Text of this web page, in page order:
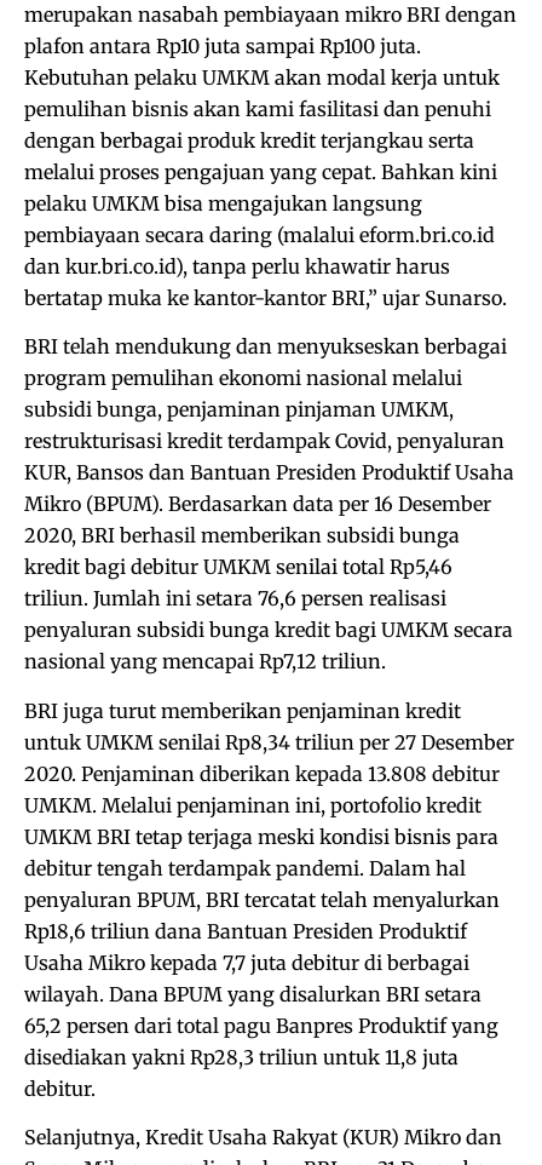
merupakan nasabah pembiayaan mikro BRI dengan
plafon antara Rp10 juta sampai Rp100 juta.
Kebutuhan pelaku UMKM akan modal kerja untuk
pemulihan bisnis akan kami fasilitasi dan penuhi
dengan berbagai produk kredit terjangkau serta
melalui proses pengajuan yang cepat. Bahkan kini
pelaku UMKM bisa mengajukan langsung
pembiayaan secara daring (malalui eform.bri.co.id
dan kur.bri.co.id), tanpa perlu khawatir harus
bertatap muka ke kantor-kantor BRI,” ujar Sunarso.
BRI telah mendukung dan menyukseskan berbagai
program pemulihan ekonomi nasional melalui
subsidi bunga, penjaminan pinjaman UMKM,
restrukturisasi kredit terdampak Covid, penyaluran
KUR, Bansos dan Bantuan Presiden Produktif Usaha
Mikro (BPUM). Berdasarkan data per 16 Desember
2020, BRI berhasil memberikan subsidi bunga
kredit bagi debitur UMKM senilai total Rp5,46
triliun. Jumlah ini setara 76,6 persen realisasi
penyaluran subsidi bunga kredit bagi UMKM secara
nasional yang mencapai Rp7,12 triliun.
BRI juga turut memberikan penjaminan kredit
untuk UMKM senilai Rp8,34 triliun per 27 Desember
2020. Penjaminan diberikan kepada 13.808 debitur
UMKM. Melalui penjaminan ini, portofolio kredit
UMKM BRI tetap terjaga meski kondisi bisnis para
debitur tengah terdampak pandemi. Dalam hal
penyaluran BPUM, BRI tercatat telah menyalurkan
Rp18,6 triliun dana Bantuan Presiden Produktif
Usaha Mikro kepada 7,7 juta debitur di berbagai
wilayah. Dana BPUM yang disalurkan BRI setara
65,2 persen dari total pagu Banpres Produktif yang
disediakan yakni Rp28,3 triliun untuk 11,8 juta
debitur.
Selanjutnya, Kredit Usaha Rakyat (KUR) Mikro dan